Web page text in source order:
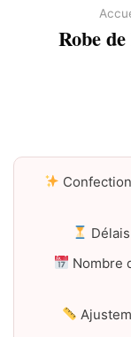
Robe
Nombre